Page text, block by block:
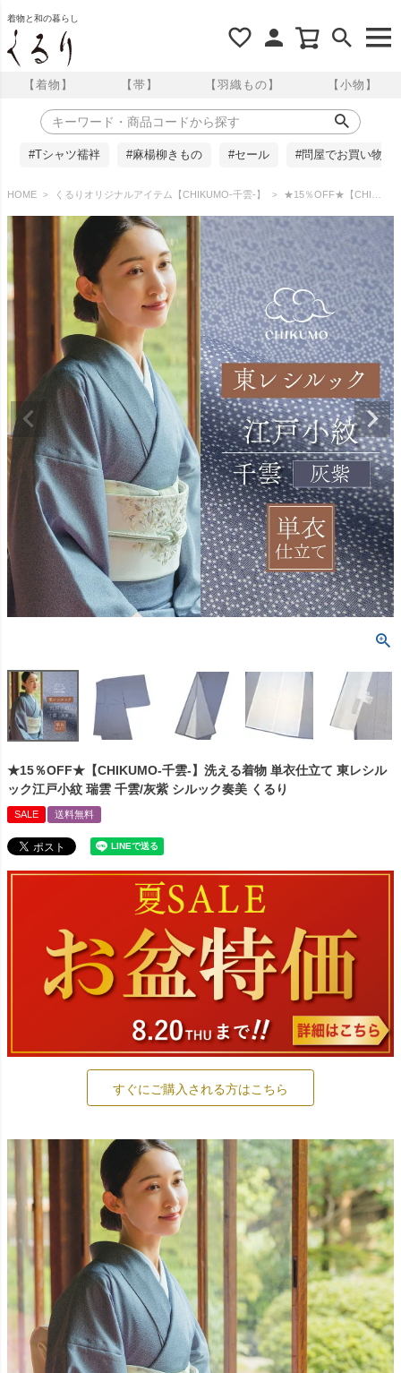
着物と和の暮らし
【着物】 【帯】 【羽織もの】 【小物】
#Tシャツ襦袢 #麻楊柳きもの #セール #問屋でお買い物
HOME くるりオリジナルアイテム【CHIKUMO-千雲-】 ★15％OFF★【CHIKUMO-千雲-】洗える着物 単衣仕立て 東レシルック江戸小紋 瑞雲 千雲/灰紫 シルック奏美 くるり
★15％OFF★【CHIKUMO-千雲-】洗える着物 単衣仕立て 東レシル
ック江戸小紋 瑞雲 千雲/灰紫 シルック奏美 くるり
SALE 送料無料
すぐにご購入される方はこちら